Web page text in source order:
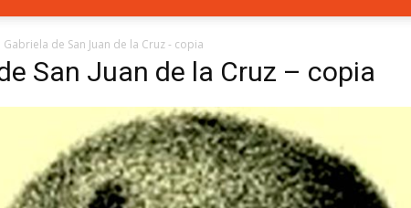
Gabriela de San Juan de la Cruz - copia
San Juan de la Cruz – copia